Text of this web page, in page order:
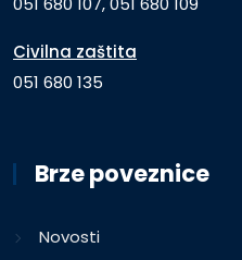
Civilna zaštita
051 680 135
Brze poveznice
Novosti